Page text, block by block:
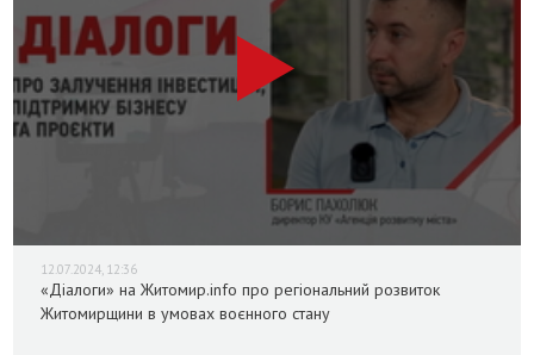
12.07.2024, 12:36
«Діалоги» на Житомир.info про регіональний розвиток
Житомирщини в умовах воєнного стану